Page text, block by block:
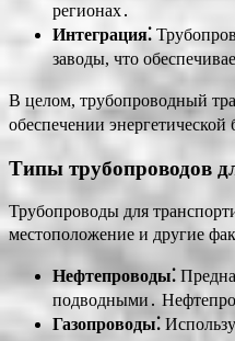
регионах․
Интеграция⁚
заводы, что
В целом, трубопроводный
обеспечении энергетической
Типы трубопроводов
Трубопроводы для
местоположение и другие
Нефтепроводы⁚
подводными․
Газопроводы⁚